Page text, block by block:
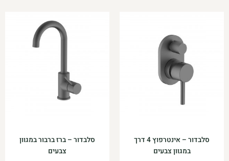
סלבדור – אינטרפוץ 4 דרך
במגוון צבעים
סלבדור – ברז ברבור במגוון
צבעים